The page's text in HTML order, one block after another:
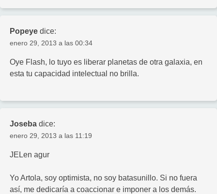
Popeye dice:
enero 29, 2013 a las 00:34
Oye Flash, lo tuyo es liberar planetas de otra galaxia, en
esta tu capacidad intelectual no brilla.
Joseba dice:
enero 29, 2013 a las 11:19
JELen agur
Yo Artola, soy optimista, no soy batasunillo. Si no fuera
así, me dedicaría a coaccionar e imponer a los demás.